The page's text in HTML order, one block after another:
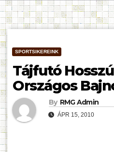
SPORTSIKEREINK
Tájfutó
Országos
By RMG Admin
ÁPR 15, 2010